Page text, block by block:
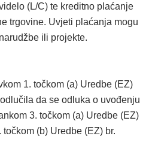
(L/C) te kreditno plaćanje
trgovine. Uvjeti plaćanja mogu
ili projekte.
1. točkom (a) Uredbe (EZ)
da se odluka o uvođenju
3. točkom (a) Uredbe (EZ)
(b) Uredbe (EZ) br.